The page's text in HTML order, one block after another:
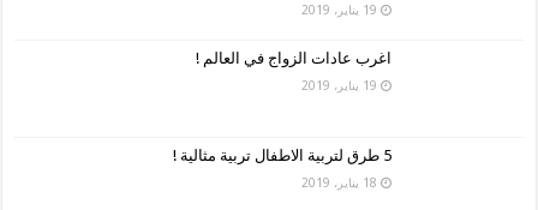
19 يناير، 2019
اغرب عادات الزواج في العالم !
19 يناير، 2019
5 طرق لتربية الاطفال تربية مثالية !
18 يناير، 2019